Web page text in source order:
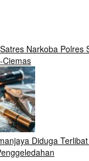
Narkoba Polres
Ciemas
Diduga